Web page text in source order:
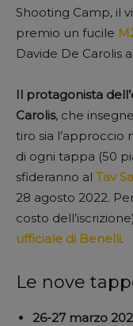
Shooting Camp, il
premio un fucile
Davide De Carolis
Il protagonista
Carolis, che
tiro sia l’approccio
di ogni tappa (50
sfideranno al Tav
28 agosto 2022.
costo
ufficiale di Benelli.
Le nove
26-27 marzo